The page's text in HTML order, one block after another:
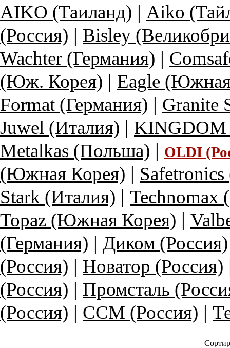
AIKO (Таиланд) | Aiko
(Россия) | Bisley
Wachter (Германия) |
(Юж. Корея) | Eagle
Format (Германия) |
Juwel (Италия) | KINGDOM
Metalkas (Польша) | OLDI
(Южная Корея) |
Stark (Италия) | Technomax
Topaz (Южная Корея) |
(Германия) | Диком (Россия)
(Россия) | Новатор (Россия)
(Россия) | Промсталь
(Россия) | ССМ (Россия) |